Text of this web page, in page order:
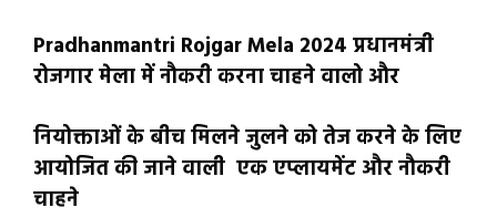
Pradhanmantri Rojgar Mela 2024 प्रधानमंत्री
रोजगार मेला में नौकरी करना चाहने वालो और
नियोक्ताओं के बीच मिलने जुलने को तेज करने के लिए
आयोजित की जाने वाली एक एप्लायमेंट और नौकरी
चाहने